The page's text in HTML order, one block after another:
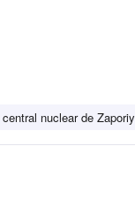
central nuclear de